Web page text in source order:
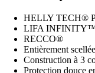
HELLY TECH®
LIFA
RECCO®
Entièrement
Construction à 3
Protection douce